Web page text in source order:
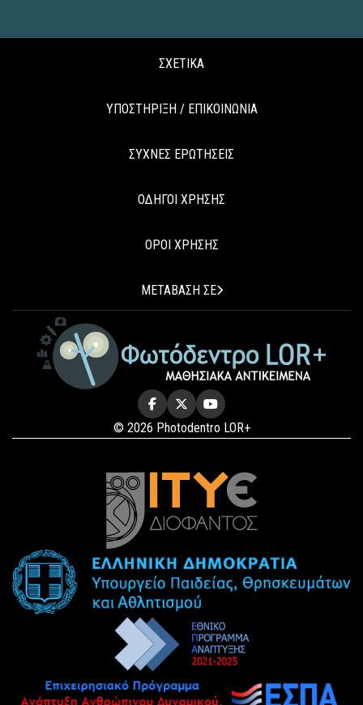
ΣΧΕΤΙΚΑ
ΥΠΟΣΤΗΡΙΞΗ / ΕΠΙΚΟΙΝΩΝΙΑ
ΣΥΧΝΕΣ ΕΡΩΤΗΣΕΙΣ
ΟΔΗΓΟΙ ΧΡΗΣΗΣ
ΟΡΟΙ ΧΡΗΣΗΣ
ΜΕΤΑΒΑΣΗ ΣΕ
© 2026 Photodentro LOR+